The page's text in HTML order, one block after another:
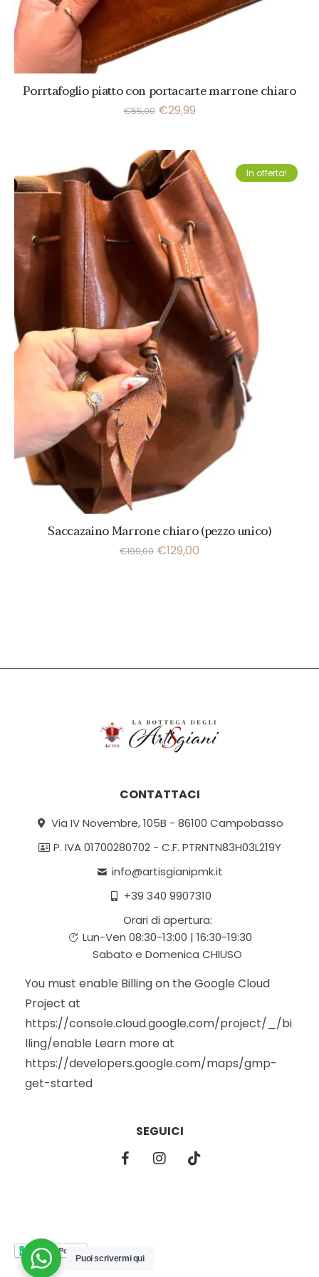
Porrtafoglio piatto con portacarte marrone chiaro
€55,00 €29,99
In offerta!
Saccazaino Marrone chiaro (pezzo unico)
€199,00 €129,00
CONTATTACI
Via IV Novembre, 105B - 86100 Campobasso
P. IVA 01700280702 - C.F. PTRNTN83H03L219Y
info@artisgianipmk.it
+39 340 9907310
Orari di apertura:
Lun-Ven 08:30-13:00 | 16:30-19:30
Sabato e Domenica CHIUSO
You must enable Billing on the Google Cloud
Project at
https://console.cloud.google.com/project/_/bi
lling/enable Learn more at
https://developers.google.com/maps/gmp-
get-started
SEGUICI
Puoi scrivermi qui